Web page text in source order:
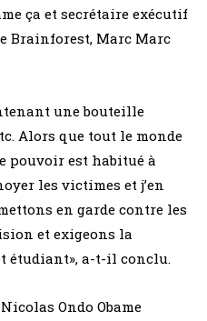
ça et secrétaire exécutif
Brainforest, Marc Marc
une bouteille
Alors que tout le monde
pouvoir est habitué à
les victimes et j’en
en garde contre les
et exigeons la
étudiant», a-t-il conclu.
Ondo Obame